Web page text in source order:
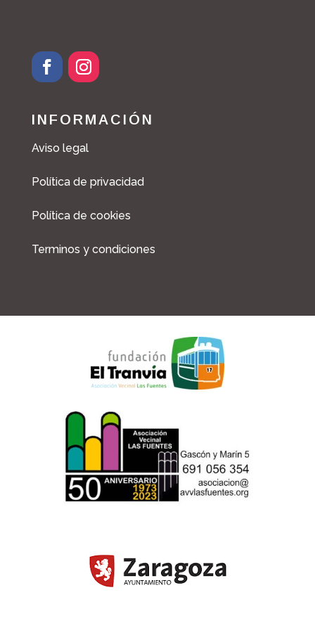
INFORMACIÓN
Aviso legal
Política de privacidad
Política de cookies
Terminos y condiciones